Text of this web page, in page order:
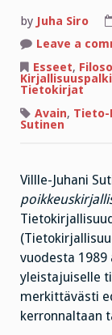
by Juha Siro
Leave a
Esseet,
Tietokirjat
Avain, Tieto-
Sutinen
Villle-Juhani
vuodesta 1989
yleistajuiselle
merkittävästi
kerronnaltaan